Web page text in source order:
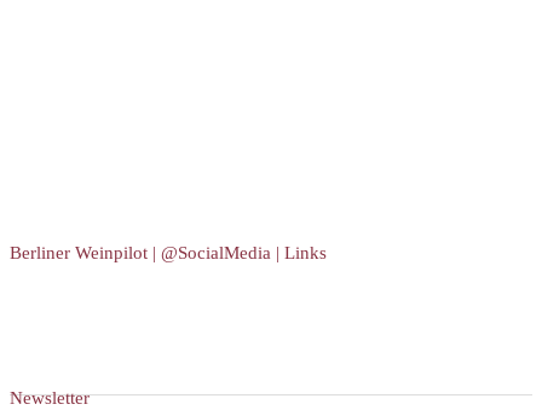
Berliner Weinpilot | @SocialMedia | Links
Newsletter